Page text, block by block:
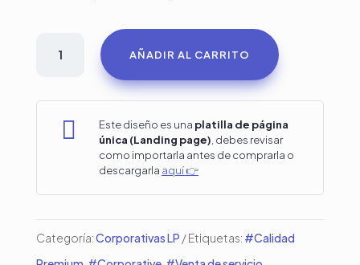
de
AÑADIR AL CARRITO
 Este diseño es una platilla de página
única (Landing page) , debes revisar
como importarla antes de comprarla o
descargarla aquí 👉
Categoría:Corporativas LP Etiquetas: #Calidad